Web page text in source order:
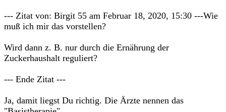
--- Zitat von: Birgit 55 am Februar 18, 2020, 15:30 ---Wie
muß ich mir das vorstellen?
Wird dann z. B. nur durch die Ernährung der
Zuckerhaushalt reguliert?
--- Ende Zitat ---
Ja, damit liegst Du richtig. Die Ärzte nennen das